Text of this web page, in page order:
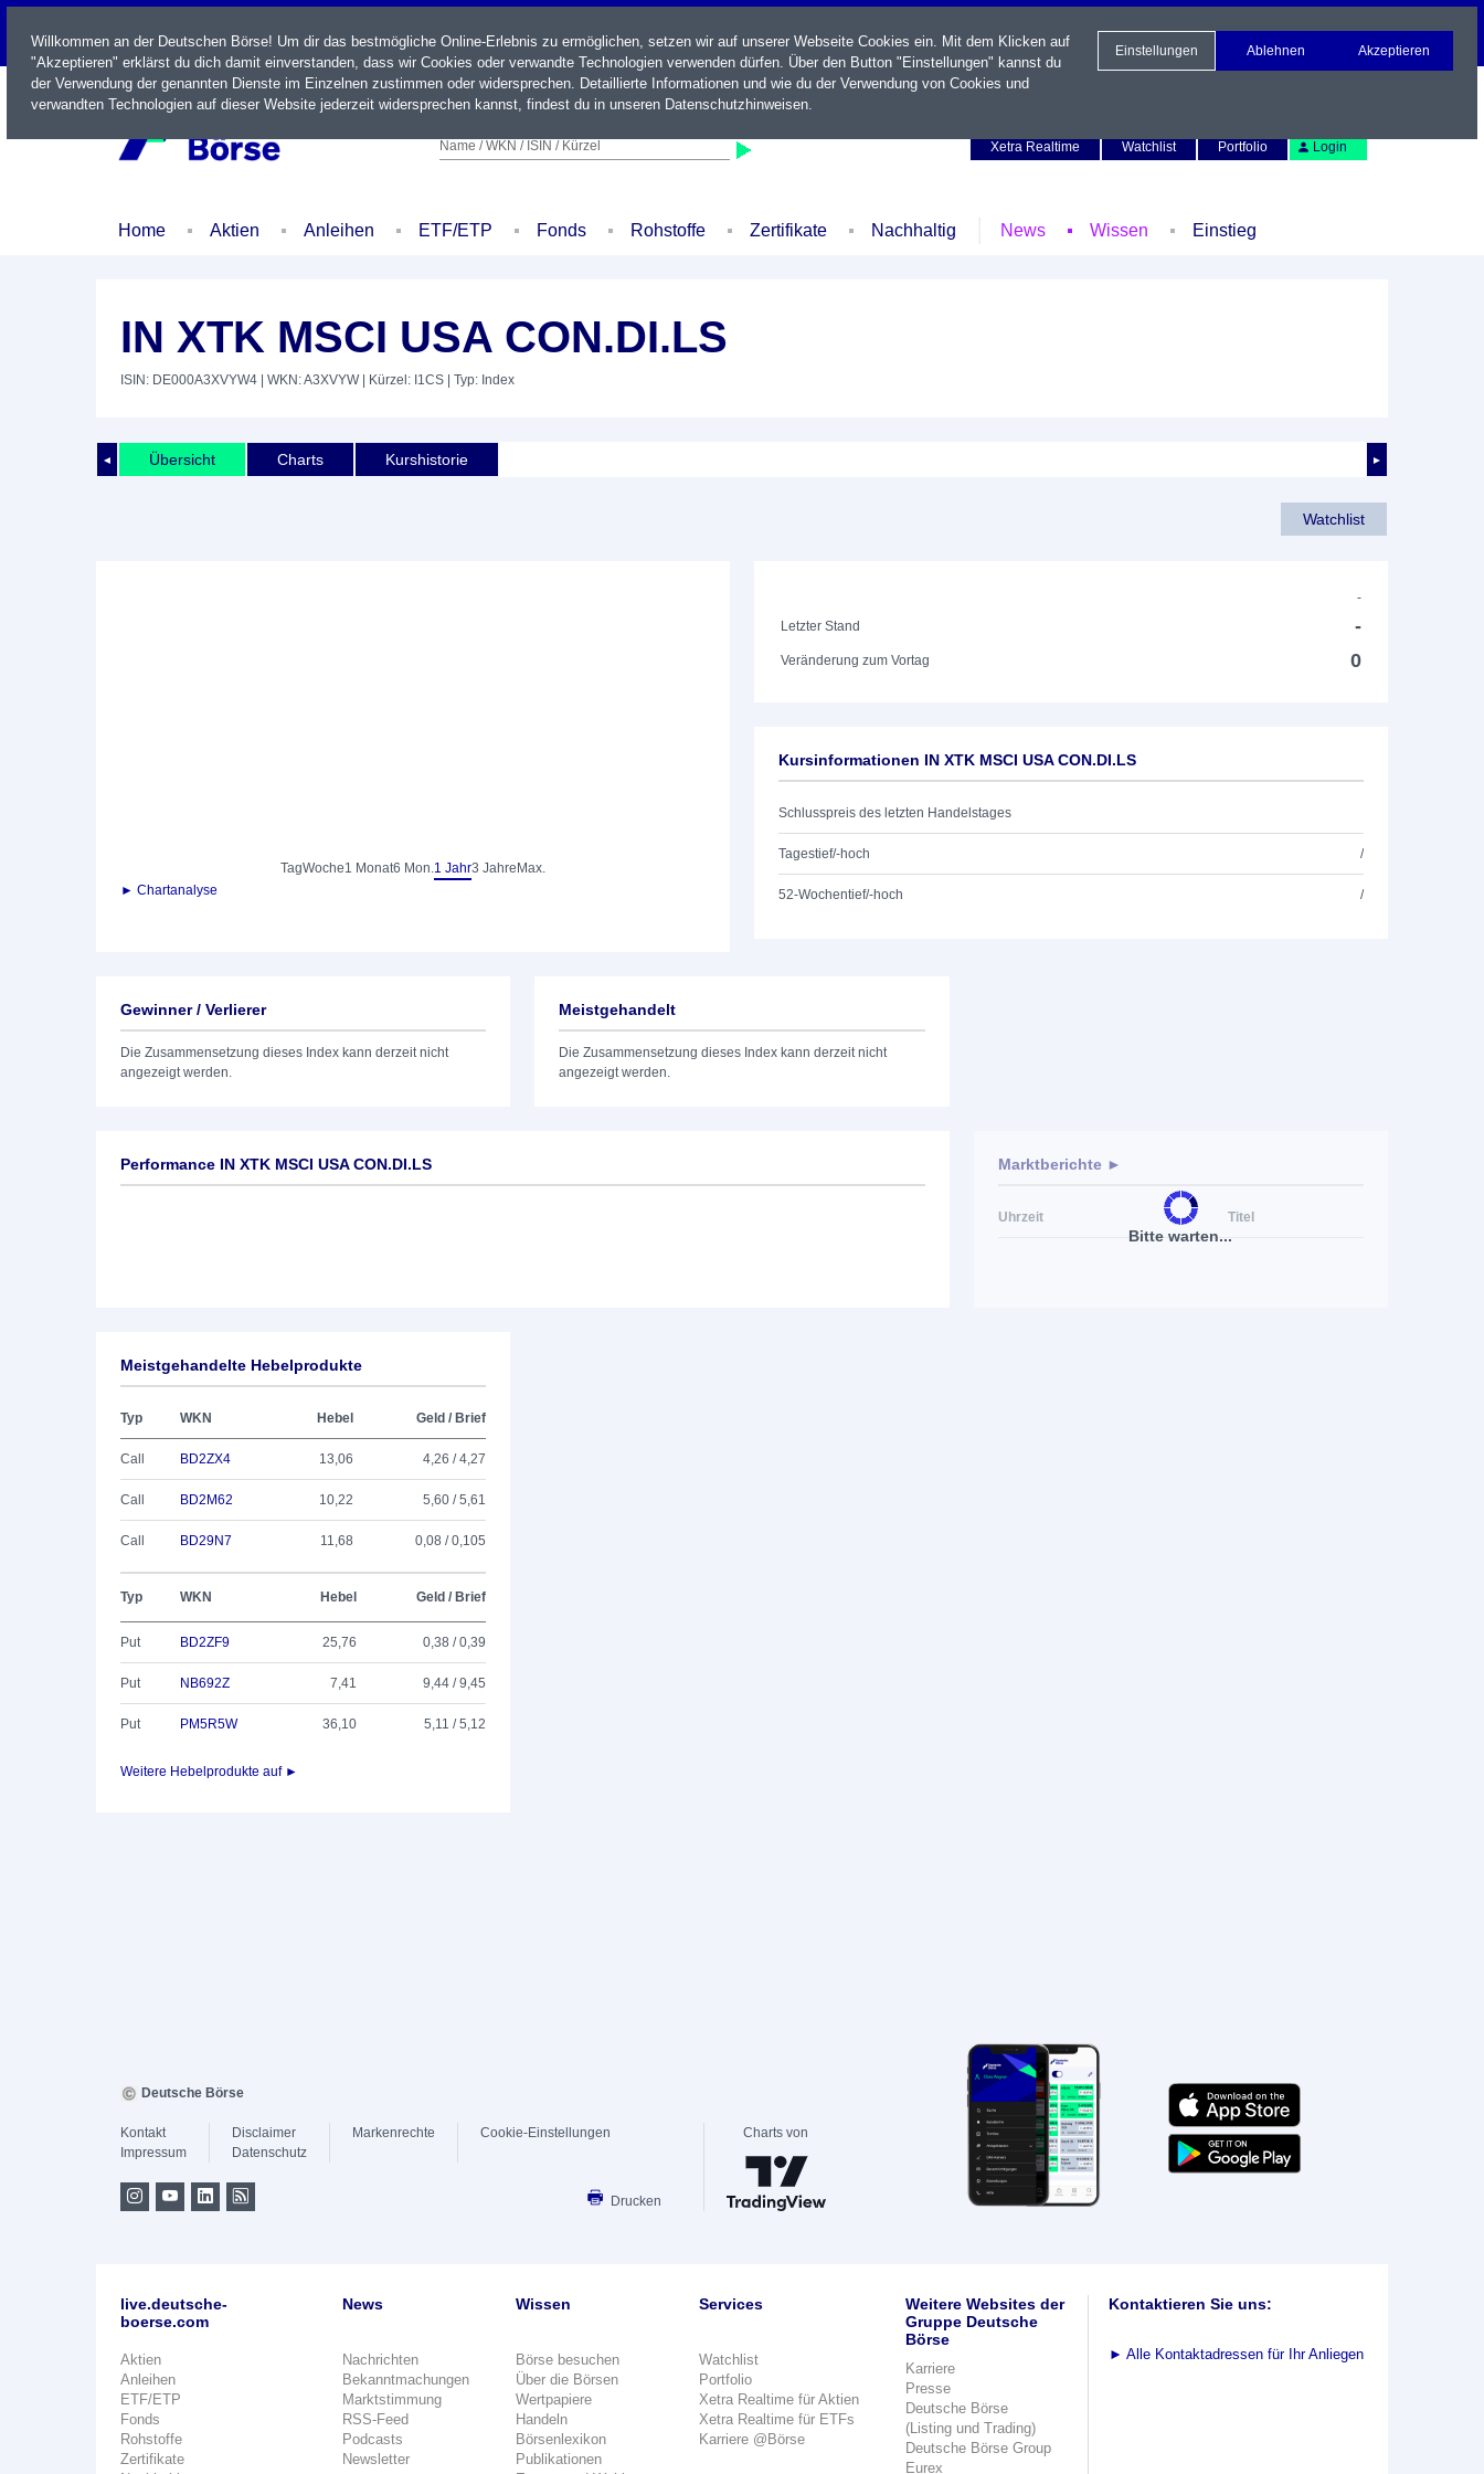
LIVE
Name / WKN / ISIN / Kürzel
Xetra Realtime
Watchlist Portfolio Login
Home Aktien Anleihen ETF/ETP Fonds Rohstoffe Zertifikate Nachhaltig News Wissen Einstieg
IN XTK MSCI USA CON.DI.LS
ISIN: DE000A3XVYW4 | WKN: A3XVYW| Kürzel: I1CS | Typ: Index
◄ ►
Übersicht Charts Kurshistorie
Watchlist
TagWoche1 Monat6 Mon.1 Jahr3 Jahre Max.
► Chartanalyse
-
Letzter Stand
-
Veränderung zum Vortag 0
Kursinformationen IN XTK MSCI USA CON.DI.LS
Schlusspreis des letzten Handelstages
Tagestief/-hoch /
52-Wochentief/-hoch /
Gewinner / Verlierer
Die Zusammensetzung dieses Index kann derzeit nicht
angezeigt werden.
Meistgehandelt
Die Zusammensetzung dieses Index kann derzeit nicht
angezeigt werden.
Performance IN XTK MSCI USA CON.DI.LS
Bitte warten...
Marktberichte ►
Uhrzeit Titel
Meistgehandelte Hebelprodukte
Typ WKN Hebel Geld / Brief
Call BD2ZX4 13,06 4,26 / 4,27
Call BD2M62 10,22 5,60 / 5,61
Call BD29N7 11,68 0,08 / 0,105
Typ WKN Hebel Geld / Brief
Put BD2ZF9 25,76 0,38 / 0,39
Put NB692Z 7,41 9,44 / 9,45
Put PM5R5W 36,10 5,11 / 5,12
Weitere Hebelprodukte auf ►
Willkommen an der Deutschen Börse! Um dir das bestmögliche Online-Erlebnis zu ermöglichen, setzen wir auf unserer Webseite Cookies ein. Mit dem Klicken auf
"Akzeptieren" erklärst du dich damit einverstanden, dass wir Cookies oder verwandte Technologien verwenden dürfen. Über den Button "Einstellungen" kannst du
der Verwendung der genannten Dienste im Einzelnen zustimmen oder widersprechen. Detaillierte Informationen und wie du der Verwendung von Cookies und
verwandten Technologien auf dieser Website jederzeit widersprechen kannst, findest du in unseren Datenschutzhinweisen.
Einstellungen Ablehnen Akzeptieren
Deutsche Börse
Kontakt
Impressum
Disclaimer
Datenschutz
Markenrechte Cookie-Einstellungen
Drucken
Charts von
live.deutsche-
boerse.com
Aktien
Anleihen
ETF/ETP
Fonds
Rohstoffe
Zertifikate
News
Nachrichten
Bekanntmachungen
Marktstimmung
RSS-Feed
Podcasts
Newsletter
Wissen
Börse besuchen
Über die Börsen
Wertpapiere
Handeln
Börsenlexikon
Publikationen
Services
Watchlist
Portfolio
Xetra Realtime für Aktien
Xetra Realtime für ETFs
Karriere @Börse
Weitere Websites der
Gruppe Deutsche
Börse
Karriere
Presse
Deutsche Börse
(Listing und Trading)
Deutsche Börse Group
Eurex
Kontaktieren Sie uns:
► Alle Kontaktadressen für Ihr Anliegen